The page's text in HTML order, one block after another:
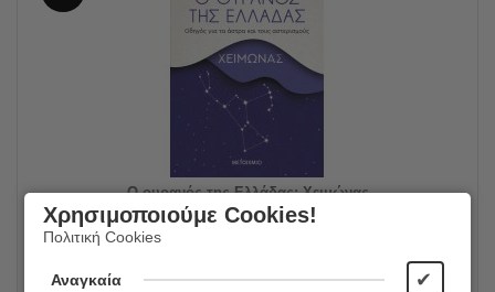
Ο ουρανός της Ελλάδας: Χειμώνας
Συγγραφέας:Διονύσης Π. Σιμόπουλος
10.64
Χρησιμοποιούμε Cookies!
Πολιτική Cookies
Αναγκαία ✔